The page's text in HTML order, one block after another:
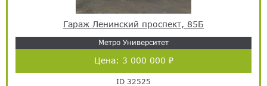
Гараж Ленинский проспект, 85Б
Метро Университет
Цена: 3 000 000 ₽
ID 32525